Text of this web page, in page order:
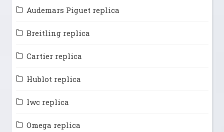
Audemars Piguet replica
Breitling replica
Cartier replica
Hublot replica
Iwc replica
Omega replica